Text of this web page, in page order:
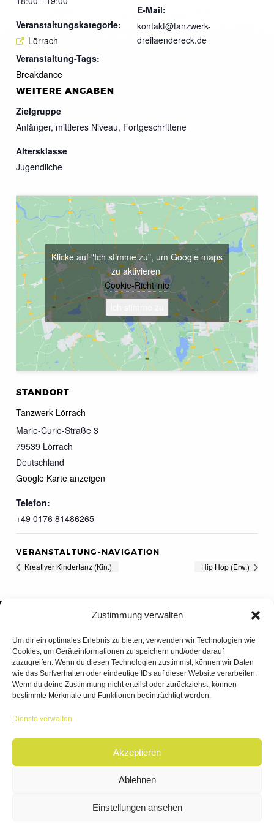
Zustimmung verwalten
Um dir ein optimales Erlebnis zu bieten, verwenden wir Technologien wie
Cookies, um Geräteinformationen zu speichern und/oder darauf
zuzugreifen. Wenn du diesen Technologien zustimmst, können wir Daten
wie das Surfverhalten oder eindeutige IDs auf dieser Website verarbeiten.
Wenn du deine Zustimmung nicht erteilst oder zurückziehst, können
bestimmte Merkmale und Funktionen beeinträchtigt werden.
Dienste verwalten
Akzeptieren
Ablehnen
Einstellungen ansehen
Veranstaltungskategorie:
Lörrach
Veranstaltung-Tags:
Breakdance
E-Mail:
kontakt@tanzwerk-
dreilaendereck.de
WEITERE ANGABEN
Zielgruppe
Anfänger, mittleres Niveau, Fortgeschrittene
Altersklasse
Jugendliche
STANDORT
Tanzwerk Lörrach
Marie-Curie-Straße 3
79539 Lörrach
Deutschland
Google Karte anzeigen
Telefon:
+49 0176 81486265
Klicke auf "Ich stimme zu", um Google maps
zu aktivieren
Cookie-Richtlinie
VERANSTALTUNG-NAVIGATION
Kreativer Kindertanz (Kin.) Hip Hop (Erw.)
© 2026 | TANZWERK
DATENSCHUTZ